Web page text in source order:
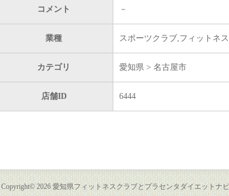
コメント －
業種 スポーツクラブ,フィットネ
カテゴリ 愛知県 > 名古屋市
店舗ID 6444
Copyright©2026 愛知県フィットネスクラブとプラセンタダイエットナビ